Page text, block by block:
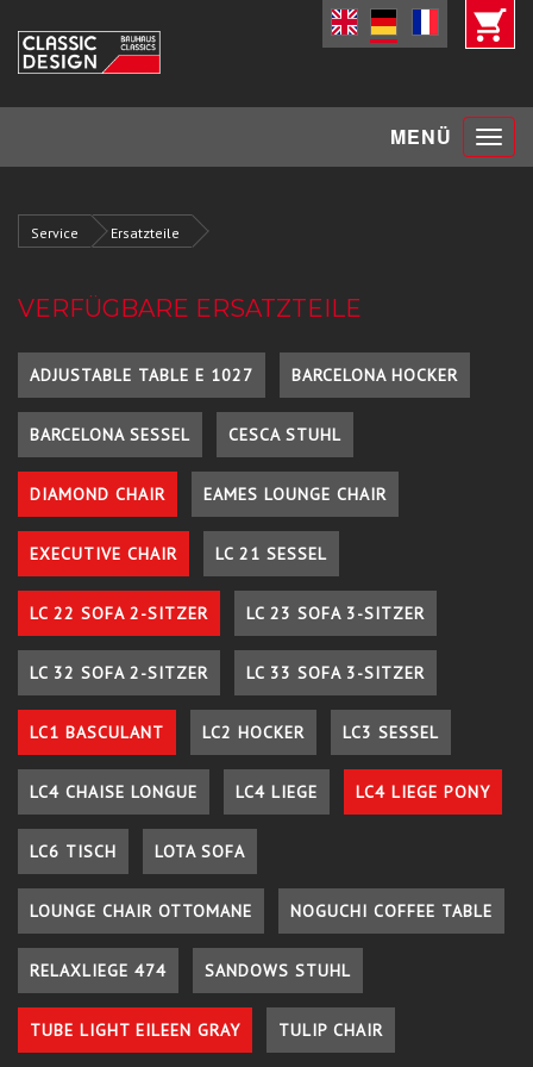
MENÜ Toggle
Service Ersatzteile
VERFÜGBARE ERSATZTEILE
ADJUSTABLE TABLE E 1027 BARCELONA HOCKER
BARCELONA SESSEL CESCA STUHL
DIAMOND CHAIR EAMES LOUNGE CHAIR
EXECUTIVE CHAIR LC 21 SESSEL
LC 22 SOFA 2-SITZER LC 23 SOFA 3-SITZER
LC 32 SOFA 2-SITZER LC 33 SOFA 3-SITZER
LC1 BASCULANT LC2 HOCKER LC3 SESSEL
LC4 CHAISE LONGUE LC4 LIEGE LC4 LIEGE PONY
LC6 TISCH LOTA SOFA
LOUNGE CHAIR OTTOMANE NOGUCHI COFFEE TABLE
RELAXLIEGE 474 SANDOWS STUHL
TUBE LIGHT EILEEN GRAY TULIP CHAIR